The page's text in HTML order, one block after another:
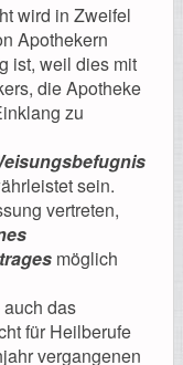
wird in Zweifel
Apothekern
ist, weil dies mit
die Apotheke
zu
sein.
vertreten,
möglich
das
für Heilberufe
vergangenen